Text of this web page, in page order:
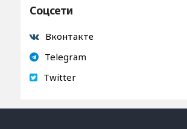
Соцсети
Вконтакте
Telegram
Twitter